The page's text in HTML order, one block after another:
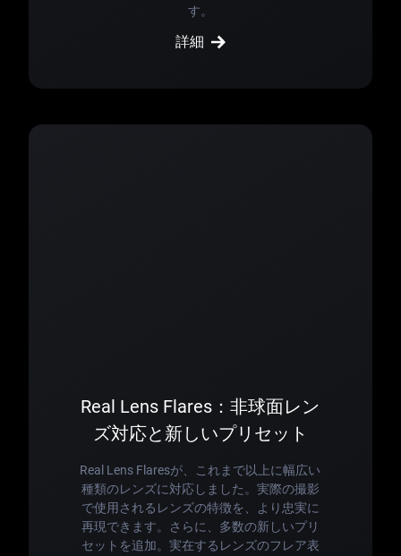
す。
詳細
Real Lens Flares：非球面レン
ズ対応と新しいプリセット
Real Lens Flaresが、これまで以上に幅広い
種類のレンズに対応しました。実際の撮影
で使用されるレンズの特徴を、より忠実に
再現できます。さらに、多数の新しいプリ
セットを追加。実在するレンズのフレア表